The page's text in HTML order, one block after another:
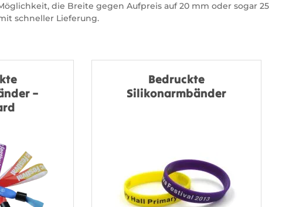
die Breite gegen Aufpreis auf 20 mm oder sogar 25
schneller Lieferung.
–
Bedruckte
Silikonarmbänder